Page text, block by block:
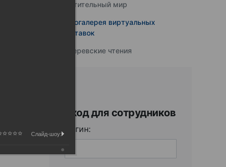
растительный мир
Фотогалерея виртуальных
выставок
Юферевские чтения
Вход для сотрудников
Логин:
Слайд-шоу: